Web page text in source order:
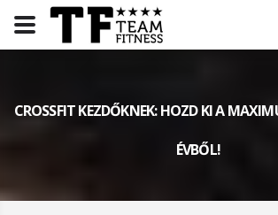
CROSSFIT KEZDŐKNEK: HOZD KI A
ÉVBŐL!